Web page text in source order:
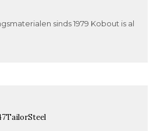
sinds 1979 Kobout is al